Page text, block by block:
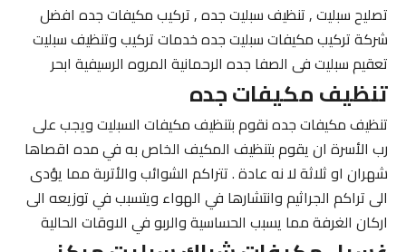
تصليح سبليت , تنظيف سبليت جده , تركيب مكيفات جده افضل
شركة تركيب مكيفات سبليت جده خدمات تركيب وتنظيف سبليت
تعقيم سبليت فى الصفا جده الرحمانية المروه الرسيفية ابحر
تنظيف مكيفات جده
تنظيف مكيفات جده نقوم بتنظيف مكيفات السبليت ويجب على
رب الأسرة ان يقوم بتنظيف المكيف الخاص به في مده اقصاها
شهران او ثلاثة لا نه عادة . تتراكم الشوائب والأتربة مما يؤدى
الى تراكم الجراثيم وانتشارها في الهواء ويتسبب في توزيعه الى
اركان الغرفة مما يسبب الحساسية والربو في الاوقات الحالية